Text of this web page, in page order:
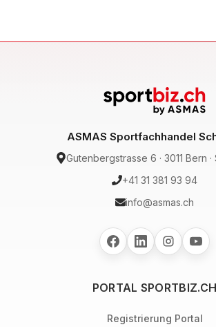
ASMAS Sportfachhandel
Gutenbergstrasse 6 · 3011 Bern
+41 31 381 93 94
info@asmas.ch
PORTAL SPORTBIZ.CH
Registrierung Portal